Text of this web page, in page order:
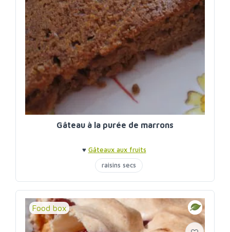
Gâteau à la purée de marrons
♥ Gâteaux aux fruits
raisins secs
Food box